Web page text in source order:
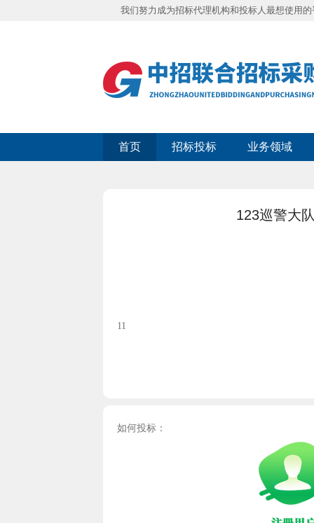
我们努力成为招标代理机构和投标人最想使用的
首页 招标投标 业务领域
123巡警大
11
如何投标：